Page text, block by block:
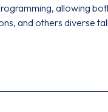
allowing
and others diverse